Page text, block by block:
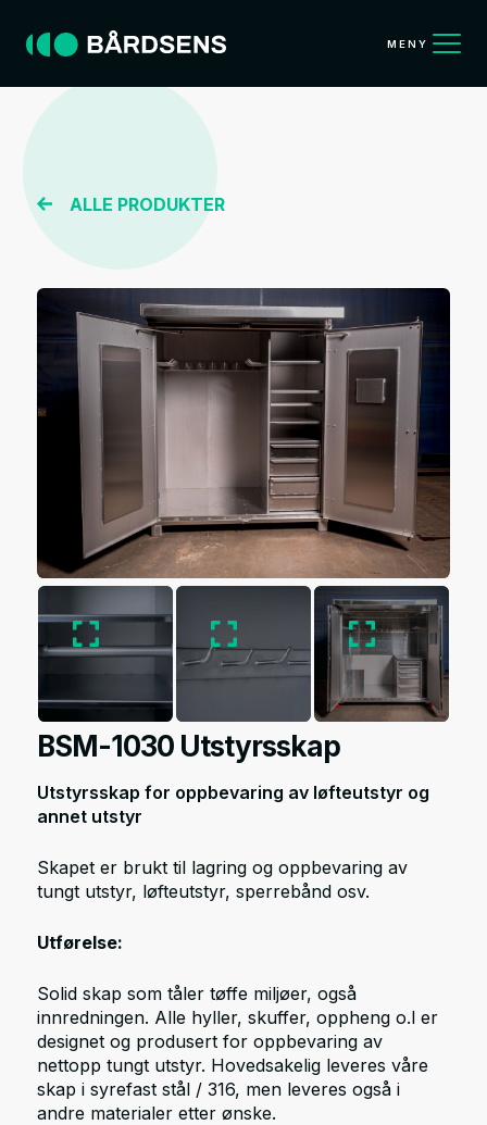
MENY
ALLE PRODUKTER
BSM-1030 Utstyrsskap
Utstyrsskap for oppbevaring av løfteutstyr og
annet utstyr
Skapet er brukt til lagring og oppbevaring av
tungt utstyr, løfteutstyr, sperrebånd osv.
Utførelse:
Solid skap som tåler tøffe miljøer, også
innredningen. Alle hyller, skuffer, oppheng o.l er
designet og produsert for oppbevaring av
nettopp tungt utstyr. Hovedsakelig leveres våre
skap i syrefast stål / 316, men leveres også i
andre materialer etter ønske.